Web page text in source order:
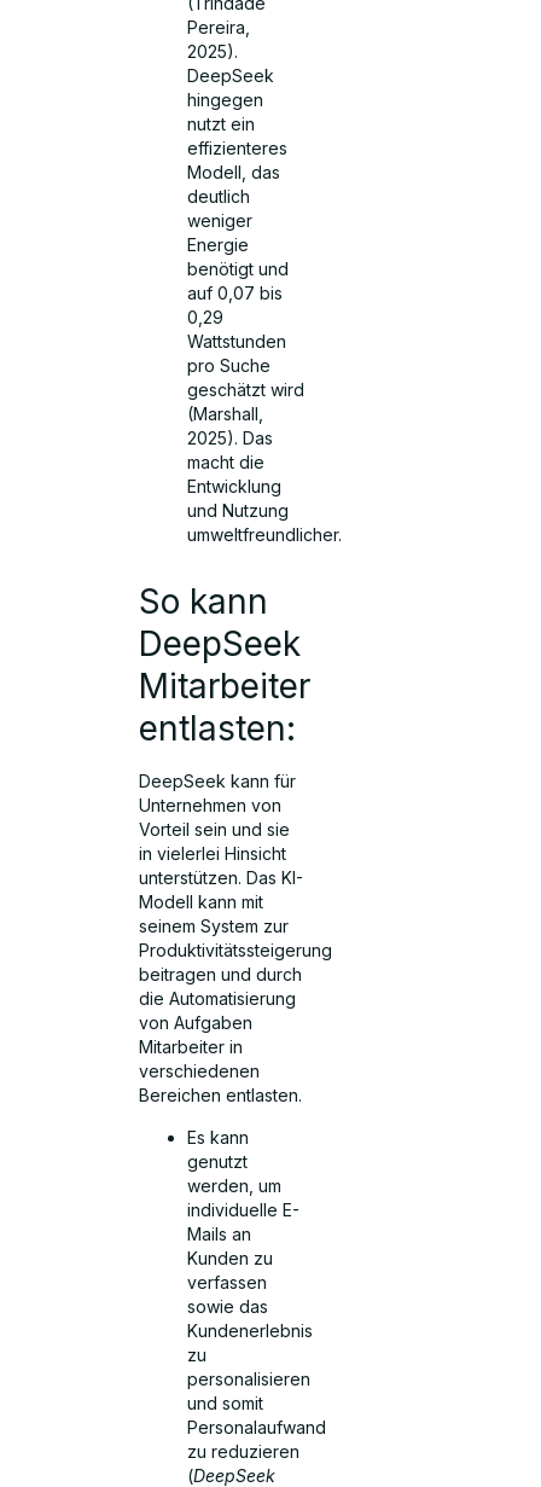
Pereira,
2025).
DeepSeek
hingegen
nutzt ein
effizienteres
Modell, das
deutlich
weniger
Energie
benötigt und
auf 0,07 bis
0,29
Wattstunden
pro Suche
geschätzt wird
(Marshall,
2025). Das
macht die
Entwicklung
und Nutzung
umweltfreundlicher.
So kann
DeepSeek
Mitarbeiter
entlasten:
DeepSeek kann für
Unternehmen von
Vorteil sein und sie
in vielerlei Hinsicht
unterstützen. Das KI-
Modell kann mit
seinem System zur
Produktivitätssteigerung
beitragen und durch
die Automatisierung
von Aufgaben
Mitarbeiter in
verschiedenen
Bereichen entlasten.
Es kann
genutzt
werden, um
individuelle E-
Mails an
Kunden zu
verfassen
sowie das
Kundenerlebnis
zu
personalisieren
und somit
Personalaufwand
zu reduzieren
(DeepSeek